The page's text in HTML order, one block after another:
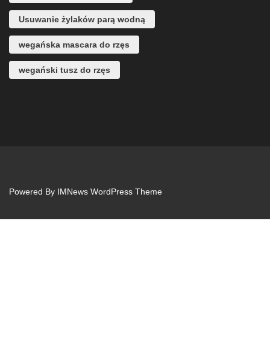
Usuwanie żylaków parą wodną
wegańska mascara do rzęs
wegański tusz do rzęs
Powered By IMNews WordPress Theme